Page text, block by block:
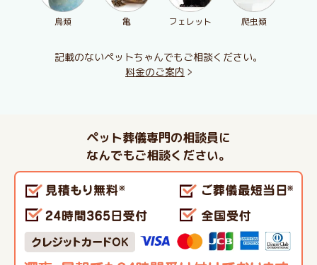
鳥類 亀 フェレット 爬虫類
記載のないペットちゃんでもご相談ください。
料金のご案内
ペット葬儀専門の相談員に
なんでもご相談ください。